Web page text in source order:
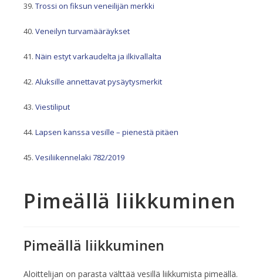
Trossi on fiksun veneilijän merkki
Veneilyn turvamääräykset
Näin estyt varkaudelta ja ilkivallalta
Aluksille annettavat pysäytysmerkit
Viestiliput
Lapsen kanssa vesille – pienestä pitäen
Vesiliikennelaki 782/2019
Pimeällä liikkuminen
Pimeällä liikkuminen
Aloittelijan on parasta välttää vesillä liikkumista pimeällä.